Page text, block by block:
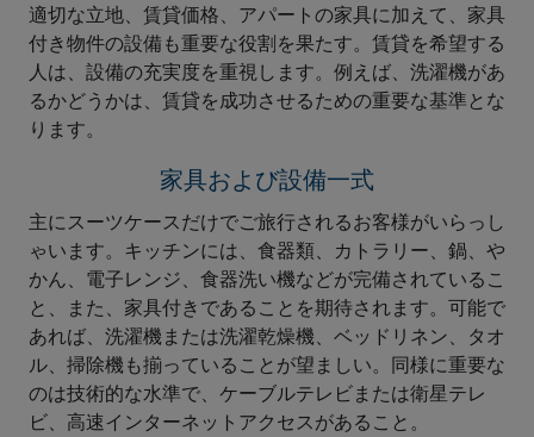
適切な立地、賃貸価格、アパートの家具に加えて、家具
付き物件の設備も重要な役割を果たす。賃貸を希望する
人は、設備の充実度を重視します。例えば、洗濯機があ
るかどうかは、賃貸を成功させるための重要な基準とな
ります。
家具および設備一式
主にスーツケースだけでご旅行されるお客様がいらっし
ゃいます。キッチンには、食器類、カトラリー、鍋、や
かん、電子レンジ、食器洗い機などが完備されているこ
と、また、家具付きであることを期待されます。可能で
あれば、洗濯機または洗濯乾燥機、ベッドリネン、タオ
ル、掃除機も揃っていることが望ましい。同様に重要な
のは技術的な水準で、ケーブルテレビまたは衛星テレ
ビ、高速インターネットアクセスがあること。